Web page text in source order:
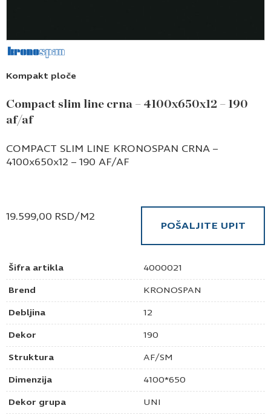
Kompakt ploče
Compact slim line crna – 4100x650x12 – 190
af/af
Šifra artikla 4000021
Brend KRONOSPAN
Debljina 12
Dekor 190
Struktura AF/SM
Dimenzija 4100*650
Dekor grupa UNI
COMPACT SLIM LINE KRONOSPAN CRNA –
4100x650x12 – 190 AF/AF
19.599,00 RSD/M2
POŠALJITE UPIT